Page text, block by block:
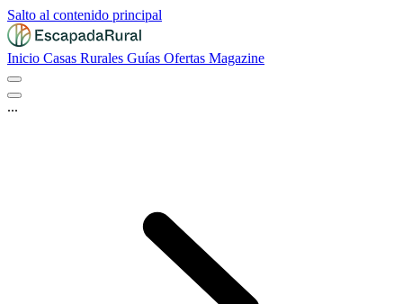
Salto al contenido principal
Inicio Casas Rurales Guías Ofertas Magazine
...